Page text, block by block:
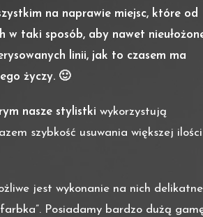
na naprawie miejsc, które od
w taki sposób, aby nawet
linii, jak to czasem ma
życzy. 🙂
nasze stylistki wykorzystują
szybkość usuwania większej ilości
jest wykonanie na nich
Posiadamy bardzo dużą